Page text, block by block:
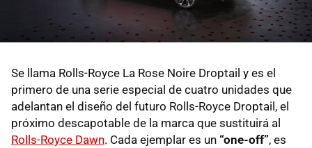
Se llama Rolls-Royce La Rose Noire Droptail y es el
primero de una serie especial de cuatro unidades que
adelantan el diseño del futuro Rolls-Royce Droptail, el
próximo descapotable de la marca que sustituirá al
Rolls-Royce Dawn. Cada ejemplar es un “one-off”, es